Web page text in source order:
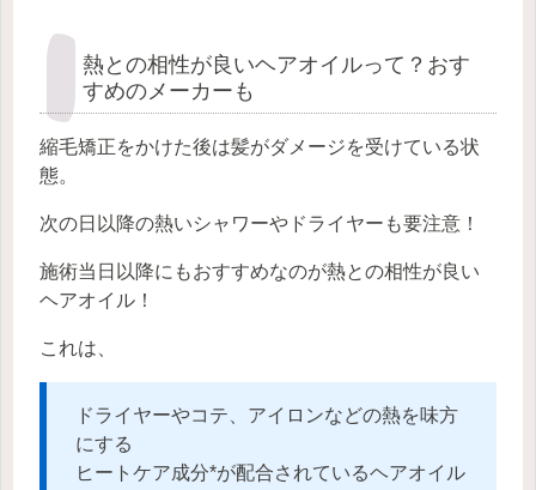
熱との相性が良いヘアオイルって？おす
すめのメーカーも
縮毛矯正をかけた後は髪がダメージを受けている状
態。
次の日以降の熱いシャワーやドライヤーも要注意！
施術当日以降にもおすすめなのが熱との相性が良い
ヘアオイル！
これは、
ドライヤーやコテ、アイロンなどの熱を味方
にする
ヒートケア成分*が配合されているヘアオイル